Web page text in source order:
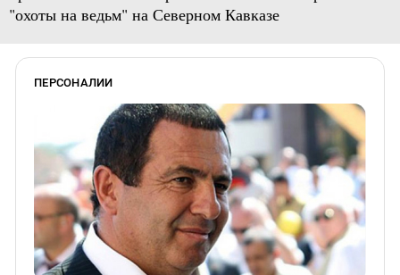
"охоты на ведьм" на Северном Кавказе
ПЕРСОНАЛИИ